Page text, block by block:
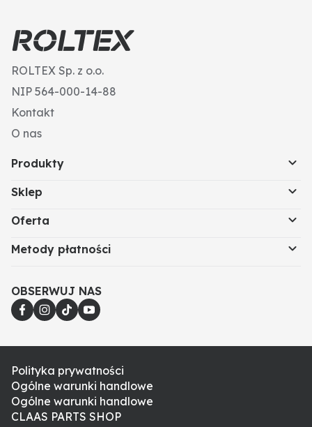
ROLTEX Sp. z o.o.
NIP 564-000-14-88
Kontakt
O nas
Produkty
Sklep
Oferta
Metody płatności
OBSERWUJ NAS
Polityka prywatności
Ogólne warunki handlowe
Ogólne warunki handlowe
CLAAS PARTS SHOP